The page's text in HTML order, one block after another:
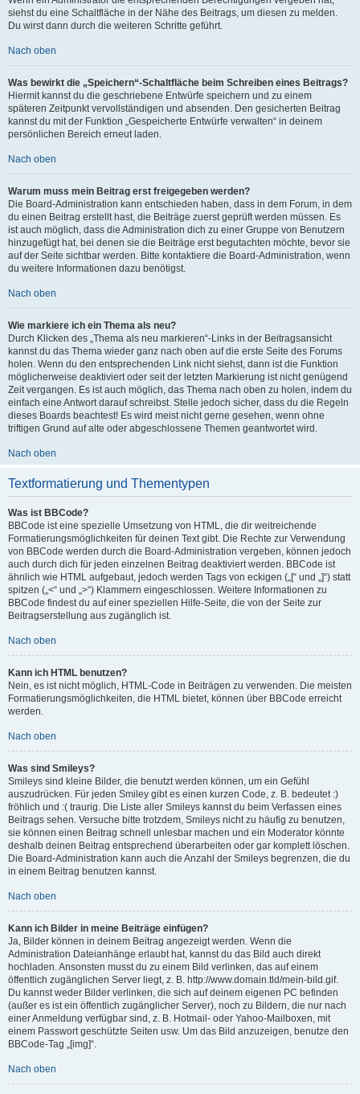
siehst du eine Schaltfläche in der Nähe des Beitrags, um diesen zu melden.
Du wirst dann durch die weiteren Schritte geführt.
Nach oben
Was bewirkt die „Speichern“-Schaltfläche beim Schreiben eines Beitrags?
Hiermit kannst du die geschriebene Entwürfe speichern und zu einem
späteren Zeitpunkt vervollständigen und absenden. Den gesicherten Beitrag
kannst du mit der Funktion „Gespeicherte Entwürfe verwalten“ in deinem
persönlichen Bereich erneut laden.
Nach oben
Warum muss mein Beitrag erst freigegeben werden?
Die Board-Administration kann entschieden haben, dass in dem Forum, in dem
du einen Beitrag erstellt hast, die Beiträge zuerst geprüft werden müssen. Es
ist auch möglich, dass die Administration dich zu einer Gruppe von Benutzern
hinzugefügt hat, bei denen sie die Beiträge erst begutachten möchte, bevor sie
auf der Seite sichtbar werden. Bitte kontaktiere die Board-Administration, wenn
du weitere Informationen dazu benötigst.
Nach oben
Wie markiere ich ein Thema als neu?
Durch Klicken des „Thema als neu markieren“-Links in der Beitragsansicht
kannst du das Thema wieder ganz nach oben auf die erste Seite des Forums
holen. Wenn du den entsprechenden Link nicht siehst, dann ist die Funktion
möglicherweise deaktiviert oder seit der letzten Markierung ist nicht genügend
Zeit vergangen. Es ist auch möglich, das Thema nach oben zu holen, indem du
einfach eine Antwort darauf schreibst. Stelle jedoch sicher, dass du die Regeln
dieses Boards beachtest! Es wird meist nicht gerne gesehen, wenn ohne
triftigen Grund auf alte oder abgeschlossene Themen geantwortet wird.
Nach oben
Textformatierung und Thementypen
Was ist BBCode?
BBCode ist eine spezielle Umsetzung von HTML, die dir weitreichende
Formatierungsmöglichkeiten für deinen Text gibt. Die Rechte zur Verwendung
von BBCode werden durch die Board-Administration vergeben, können jedoch
auch durch dich für jeden einzelnen Beitrag deaktiviert werden. BBCode ist
ähnlich wie HTML aufgebaut, jedoch werden Tags von eckigen („[“ und „]“) statt
spitzen („<“ und „>“) Klammern eingeschlossen. Weitere Informationen zu
BBCode findest du auf einer speziellen Hilfe-Seite, die von der Seite zur
Beitragserstellung aus zugänglich ist.
Nach oben
Kann ich HTML benutzen?
Nein, es ist nicht möglich, HTML-Code in Beiträgen zu verwenden. Die meisten
Formatierungsmöglichkeiten, die HTML bietet, können über BBCode erreicht
werden.
Nach oben
Was sind Smileys?
Smileys sind kleine Bilder, die benutzt werden können, um ein Gefühl
auszudrücken. Für jeden Smiley gibt es einen kurzen Code, z. B. bedeutet :)
fröhlich und :( traurig. Die Liste aller Smileys kannst du beim Verfassen eines
Beitrags sehen. Versuche bitte trotzdem, Smileys nicht zu häufig zu benutzen,
sie können einen Beitrag schnell unlesbar machen und ein Moderator könnte
deshalb deinen Beitrag entsprechend überarbeiten oder gar komplett löschen.
Die Board-Administration kann auch die Anzahl der Smileys begrenzen, die du
in einem Beitrag benutzen kannst.
Nach oben
Kann ich Bilder in meine Beiträge einfügen?
Ja, Bilder können in deinem Beitrag angezeigt werden. Wenn die
Administration Dateianhänge erlaubt hat, kannst du das Bild auch direkt
hochladen. Ansonsten musst du zu einem Bild verlinken, das auf einem
öffentlich zugänglichen Server liegt, z. B. http://www.domain.tld/mein-bild.gif.
Du kannst weder Bilder verlinken, die sich auf deinem eigenen PC befinden
(außer es ist ein öffentlich zugänglicher Server), noch zu Bildern, die nur nach
einer Anmeldung verfügbar sind, z. B. Hotmail- oder Yahoo-Mailboxen, mit
einem Passwort geschützte Seiten usw. Um das Bild anzuzeigen, benutze den
BBCode-Tag „[img]“.
Nach oben